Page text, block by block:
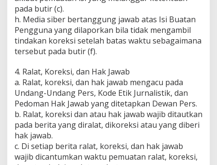
pada butir (c).
h. Media siber bertanggung jawab atas Isi Buatan
Pengguna yang dilaporkan bila tidak mengambil
tindakan koreksi setelah batas waktu sebagaimana
tersebut pada butir (f).
4. Ralat, Koreksi, dan Hak Jawab
a. Ralat, koreksi, dan hak jawab mengacu pada
Undang-Undang Pers, Kode Etik Jurnalistik, dan
Pedoman Hak Jawab yang ditetapkan Dewan Pers.
b. Ralat, koreksi dan atau hak jawab wajib ditautkan
pada berita yang diralat, dikoreksi atau yang diberi
hak jawab.
c. Di setiap berita ralat, koreksi, dan hak jawab
wajib dicantumkan waktu pemuatan ralat, koreksi,